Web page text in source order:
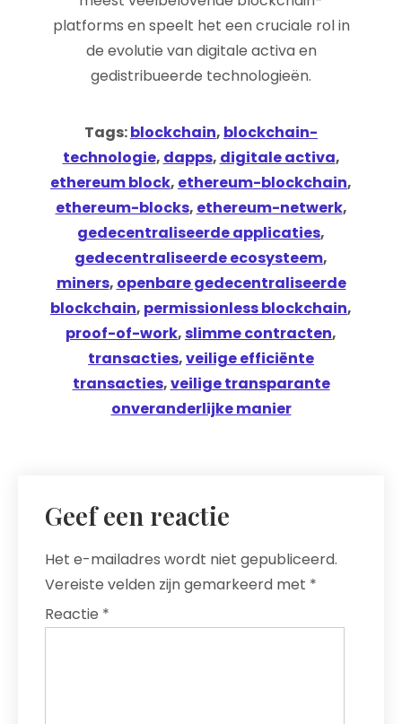
platforms en speelt het een cruciale rol in
de evolutie van digitale activa en
gedistribueerde technologieën.
Tags:blockchain, blockchain-
technologie, dapps, digitale activa,
ethereum block, ethereum-blockchain,
ethereum-blocks, ethereum-netwerk,
gedecentraliseerde applicaties,
gedecentraliseerde ecosysteem,
miners, openbare gedecentraliseerde
blockchain, permissionless blockchain,
proof-of-work,slimme contracten,
transacties,veilige efficiënte
transacties,veilige transparante
onveranderlijke manier
Geef een reactie
Het e-mailadres wordt niet gepubliceerd.
Vereiste velden zijn gemarkeerd met *
Reactie *